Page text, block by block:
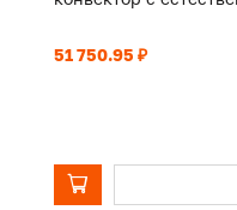
51 750.95 ₽